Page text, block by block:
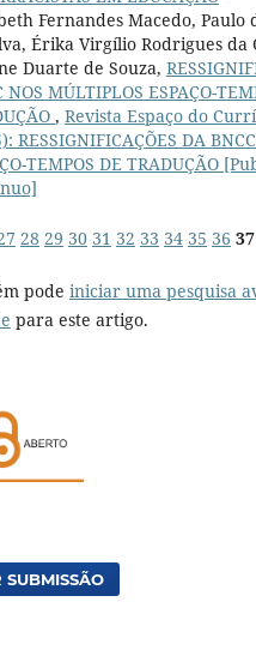
Fernandes Macedo, Paulo
Érika Virgílio Rodrigues da
Duarte de Souza,
NOS MÚLTIPLOS ESPAÇO-
, Revista Espaço do
RESSIGNIFICAÇÕES DA
TEMPOS DE TRADUÇÃO
28 29 30 31 32 33 34 35 36 37
pode iniciar uma pesquisa
para este artigo.
SUBMISSÃO